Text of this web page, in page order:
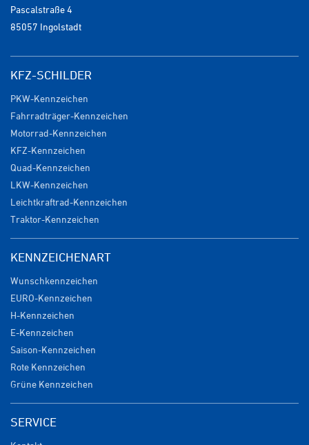
Pascalstraße 4
85057 Ingolstadt
KFZ-SCHILDER
PKW-Kennzeichen
Fahrradträger-Kennzeichen
Motorrad-Kennzeichen
KFZ-Kennzeichen
Quad-Kennzeichen
LKW-Kennzeichen
Leichtkraftrad-Kennzeichen
Traktor-Kennzeichen
KENNZEICHENART
Wunschkennzeichen
EURO-Kennzeichen
H-Kennzeichen
E-Kennzeichen
Saison-Kennzeichen
Rote Kennzeichen
Grüne Kennzeichen
SERVICE